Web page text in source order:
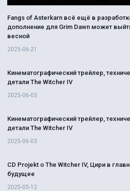
Fangs of Asterkarn всё ещё в
дополнение для Grim Dawn может
весной
2025-06-21
Кинематографический трейлер,
детали The Witcher IV
2025-06-03
Кинематографический трейлер,
детали The Witcher IV
2025-06-03
CD Projekt о The Witcher IV, Цири в
будущее
2025-05-12